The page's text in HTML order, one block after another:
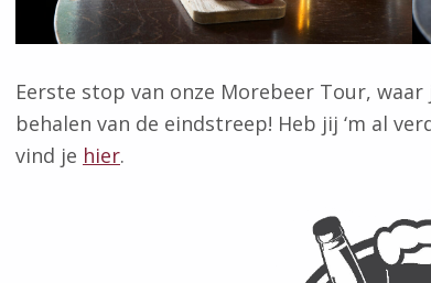
Eerste stop van onze Morebeer Tour,
behalen van de eindstreep! Heb jij ‘m al
vind je hier.